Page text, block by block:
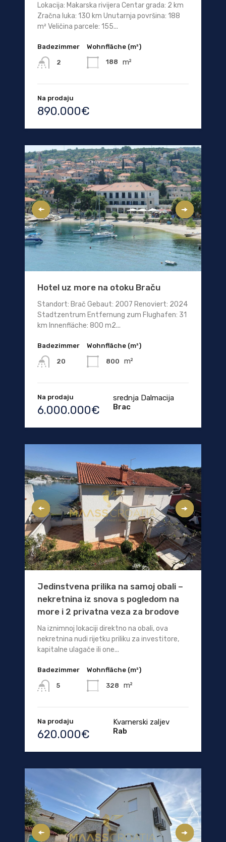
Lokacija: Makarska rivijera Centar grada: 2 km
Zračna luka: 130 km Unutarnja površina: 188
m² Veličina parcele: 155...
Badezimmer
2
Wohnfläche (m²)
188 m²
Na prodaju
890.000€
Hotel uz more na otoku Braču
Standort: Brač Gebaut: 2007 Renoviert: 2024
Stadtzentrum Entfernung zum Flughafen: 31
km Innenfläche: 800 m2...
Badezimmer
20
Wohnfläche (m²)
800 m²
Na prodaju
6.000.000€
srednja Dalmacija
Brac
Jedinstvena prilika na samoj obali –
nekretnina iz snova s ​​pogledom na
more i 2 privatna veza za brodove
Na iznimnoj lokaciji direktno na obali, ova
nekretnina nudi rijetku priliku za investitore,
kapitalne ulagače ili one...
Badezimmer
5
Wohnfläche (m²)
328 m²
Na prodaju
620.000€
Kvarnerski zaljev
Rab